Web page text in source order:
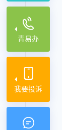
青易办
我要投诉